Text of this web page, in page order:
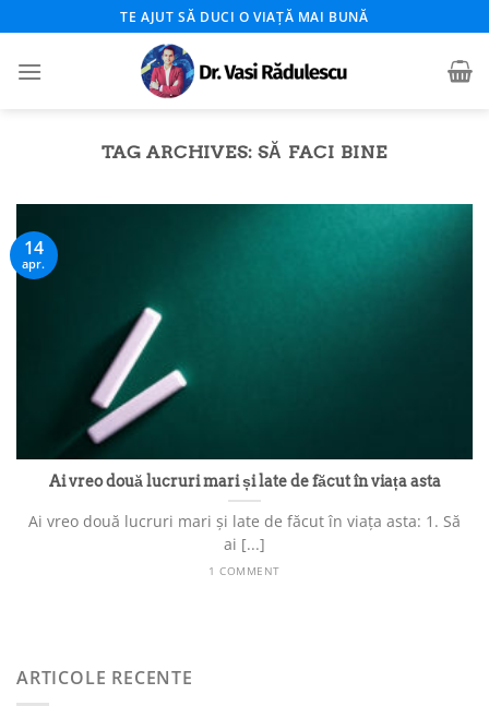
to
content
TE AJUT SĂ DUCI O VIAȚĂ MAI BUNĂ
TAG ARCHIVES:SĂ FACI BINE
Ai vreo două lucruri mari și late de făcut în viața asta
Ai vreo două lucruri mari și late de făcut în viața asta: 1. Să
ai [...]
1 COMMENT
14
apr.
ARTICOLE RECENTE